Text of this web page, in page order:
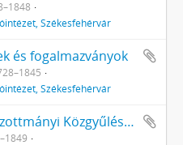
Székesfehérvár
és fogalmazványok
Székesfehérvár
Székesfehérvár város Bizottmányi Közgyűlésének iratai